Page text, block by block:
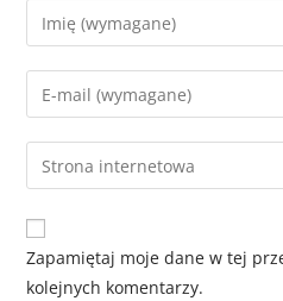
Zapamiętaj moje dane w tej
kolejnych komentarzy.